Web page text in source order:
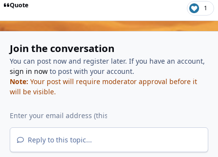
Quote 1
Join the conversation
You can post now and register later. If you have an account,
sign in nowto post with your account.
Note: Your post will require moderator approval before it
will be visible.
Reply to this topic...